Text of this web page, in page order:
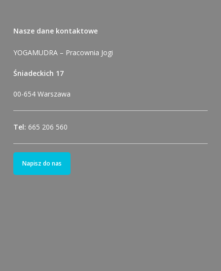
Nasze dane kontaktowe
YOGAMUDRA – Pracownia Jogi
Śniadeckich 17
00-654 Warszawa
Tel: 665 206 560
Napisz do nas